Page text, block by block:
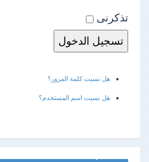
تذكرنى
هل نسيت كلمة المرور؟
هل نسيت اسم المستخدم؟